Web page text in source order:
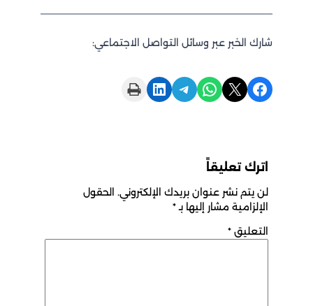
عبر وسائل التواصل الاجتماعي:
Share on Telegram
Share on LinkedIn
Print this Page
عنوان بريدك الإلكتروني. الحقول
مشار إليها بـ*